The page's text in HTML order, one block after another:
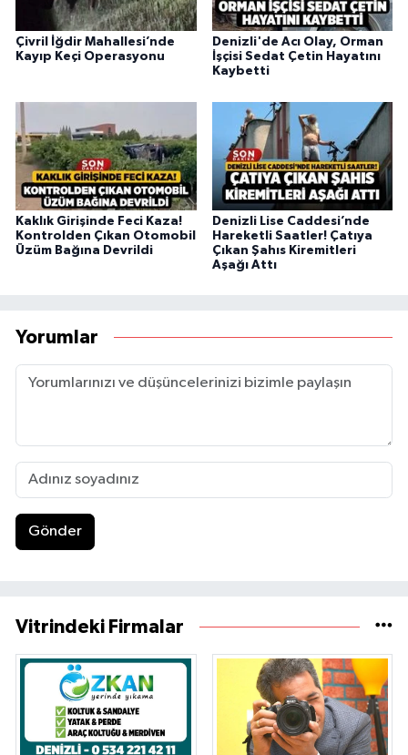
Çivril İğdir Mahallesi’nde
Kayıp Keçi Operasyonu
Denizli'de Acı Olay, Orman
İşçisi Sedat Çetin Hayatını
Kaybetti
Kaklık Girişinde Feci Kaza!
Kontrolden Çıkan Otomobil
Üzüm Bağına Devrildi
Denizli Lise Caddesi’nde
Hareketli Saatler! Çatıya
Çıkan Şahıs Kiremitleri
Aşağı Attı
Yorumlar
Gönder
Vitrindeki Firmalar